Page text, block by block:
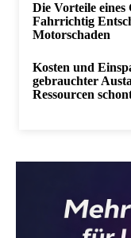
Die Vorteile eines
Fahrrichtig
Motorschaden
Kosten und
gebrauchter
Ressourcen